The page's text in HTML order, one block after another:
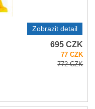
Zobrazit detail
695CZK
77CZK
772CZK